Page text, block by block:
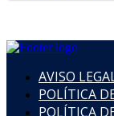
AVISO
POLÍTICA
POLÍTICA